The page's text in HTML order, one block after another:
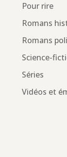
Pour rire
Romans
Romans
Science-
Séries
Vidéos et